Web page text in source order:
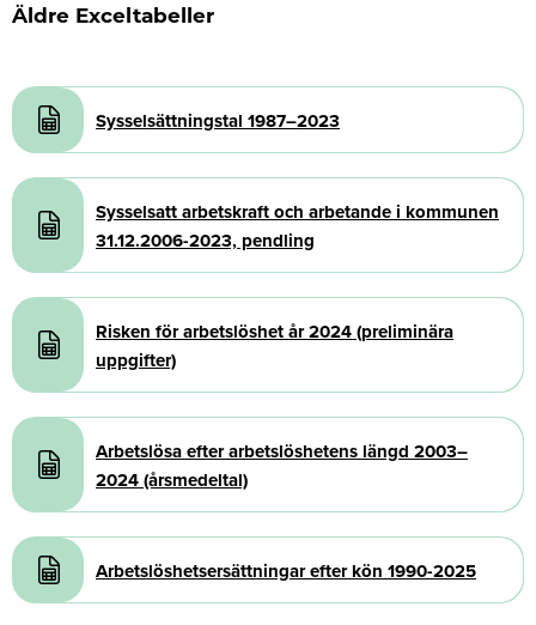
Äldre Exceltabeller
Document
Sysselsättningstal 1987–2023
Document
Sysselsatt arbetskraft och arbetande i kommunen
31.12.2006-2023, pendling
Document
Risken för arbetslöshet år 2024 (preliminära
uppgifter)
Document
Arbetslösa efter arbetslöshetens längd 2003–
2024 (årsmedeltal)
Document
Arbetslöshetsersättningar efter kön 1990-2025